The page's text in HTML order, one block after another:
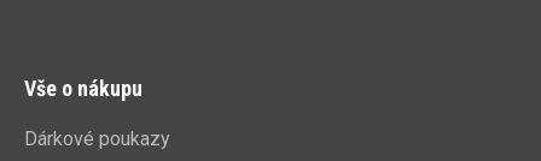
Vše o nákupu
Dárkové poukazy